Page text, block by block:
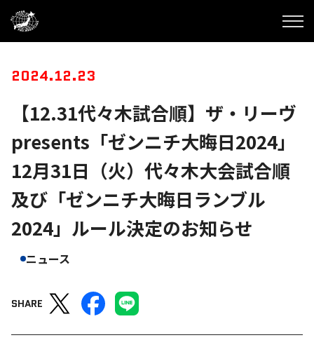
2024.12.23
【12.31代々木試合順】ザ・リーヴ
presents「ゼンニチ大晦日2024」
12月31日（火）代々木大会試合順
及び「ゼンニチ大晦日ランブル
2024」ルール決定のお知らせ
ニュース
SHARE